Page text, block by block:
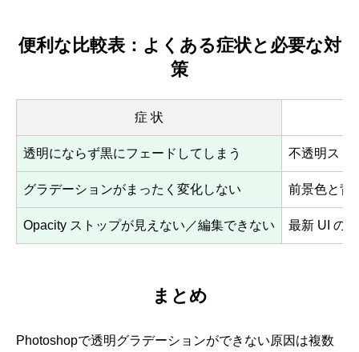
便利な比較表：よくある症状と必要な対
策
症 状
透明にならず黒にフェードしてしまう 不透明スト
グラデーションがまったく変化しない 前景色と背
Opacity ストップが見えない／編集できない 最新 UI の
まとめ
Photoshopで透明グラデーションができない原因は複数